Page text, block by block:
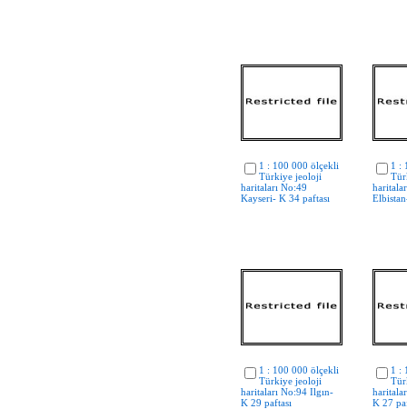
1 : 100 000 ölçekli
Türkiye jeoloji
haritaları No:49
Kayseri- K 34 paftası
1 :
1 : 100 000 ölçekli
Türkiye jeoloji
haritaları No:94 Ilgın-
K 29 paftası
1 :
K 27